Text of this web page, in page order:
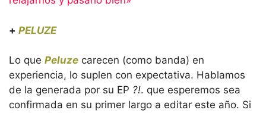
+ PELUZE
Lo que Peluze carecen (como banda) en
experiencia, lo suplen con expectativa. Hablamos
de la generada por su EP ?!. que esperemos sea
confirmada en su primer largo a editar este año. Si